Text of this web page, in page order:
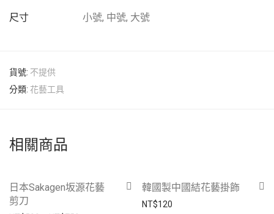
尺寸 小號, 中號, 大號
貨號: 不提供
分類: 花藝工具
相關商品
-
日本Sakagen坂源花藝
剪刀
韓國製中國結花藝掛飾
NT$120